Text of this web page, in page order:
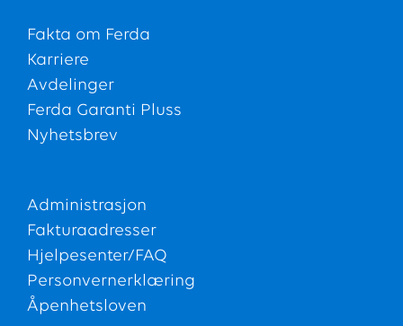
Fakta om Ferda
Karriere
Avdelinger
Ferda Garanti Pluss
Nyhetsbrev
Administrasjon
Fakturaadresser
Hjelpesenter/FAQ
Personvernerklæring
Åpenhetsloven